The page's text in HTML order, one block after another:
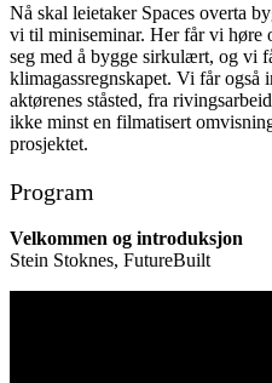
Nå skal leietaker Spaces overta
vi til miniseminar. Her får vi høre
seg med å bygge sirkulært, og vi
klimagassregnskapet. Vi får også
aktørenes ståsted, fra
ikke minst en filmatisert
prosjektet.
Program
Velkommen og introduksjon
Stein Stoknes, FutureBuilt